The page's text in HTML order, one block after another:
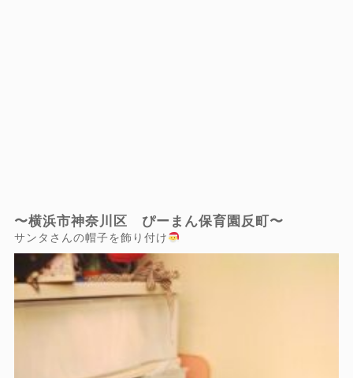
〜横浜市神奈川区 ぴーまん保育園反町〜
サンタさんの帽子を飾り付け